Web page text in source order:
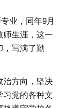
业，同年9月
师生涯，这一
，写满了勤
治方向，坚决
习党的各种文